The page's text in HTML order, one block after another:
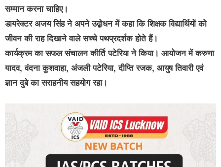
सम्मान करना चाहिए।
डायरेक्टर अजय सिंह ने अपने उद्बोधन में कहा कि शिक्षक विद्यार्थियों को
जीवन की राह दिखाने वाले सच्चे पथप्रदर्शक होते हैं।
कार्यक्रम का सफल संचालन कीर्ति पटेरिया ने किया। आयोजन में करुणा
यादव, वंदना कुशवाहा, अंजली पटेरिया, दीप्ति रजक, आयुष तिवारी एवं
ज्ञान दुबे का सराहनीय सहयोग रहा।